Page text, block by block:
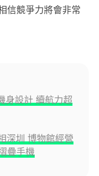
信競爭力將會非常
身設計 續航力超
深圳 博物館經營
疊手機